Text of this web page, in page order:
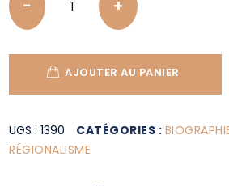
AJOUTER AU PANIER
UGS :1390 CATÉGORIES :
RÉGIONALISME